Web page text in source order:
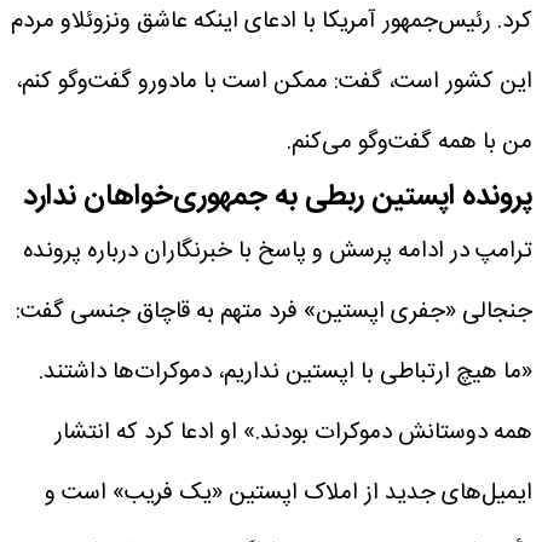
کرد. رئیس‌جمهور آمریکا با ادعای اینکه عاشق ونزوئلاو مردم
این کشور است، گفت: ممکن است با مادورو گفت‌وگو کنم،
من با همه گفت‌وگو می‌کنم.
پرونده اپستین ربطی به جمهوری‌خواهان ندارد
ترامپ در ادامه پرسش و پاسخ با خبرنگاران درباره پرونده
جنجالی «جفری اپستین» فرد متهم به قاچاق جنسی گفت:
«ما هیچ ارتباطی با اپستین نداریم، دموکرات‌ها داشتند.
همه دوستانش دموکرات بودند.» او ادعا کرد که انتشار
ایمیل‌های جدید از املاک اپستین «یک فریب» است و